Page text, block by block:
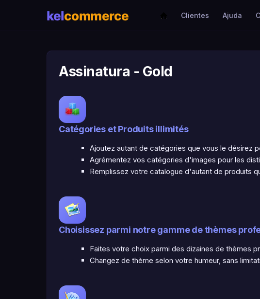
Clientes Ajuda
Assinatura - Gold
Catégories et Produits illimités
Ajoutez autant de catégories que vous le désirez
Agrémentez vos catégories d'images pour les
Remplissez votre catalogue d'autant de produits
Choisissez parmi notre gamme de thèmes
Faites votre choix parmi des dizaines de thèmes
Changez de thème selon votre humeur, sans